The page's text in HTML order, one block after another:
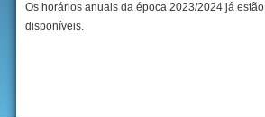
Os horários anuais da época 2023/2024 já estão
disponíveis.